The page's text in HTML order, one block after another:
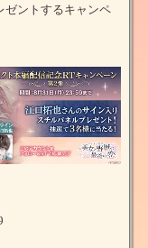
ゼントするキャンペ